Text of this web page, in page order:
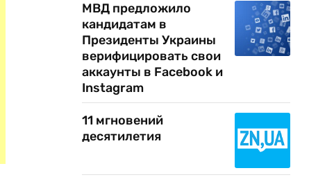
МВД предложило
кандидатам в
Президенты Украины
верифицировать свои
аккаунты в Facebook и
Instagram
11 мгновений
десятилетия